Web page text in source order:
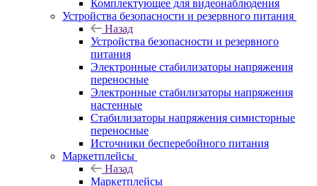
Комплектующее для видеонаблюдения
Устройства безопасности и резервного питания
Назад
Устройства безопасности и резервного
питания
Электронные стабилизаторы напряжения
переносные
Электронные стабилизаторы напряжения
настенные
Стабилизаторы напряжения симисторные
переносные
Источники бесперебойного питания
Маркетплейсы
Назад
Маркетплейсы